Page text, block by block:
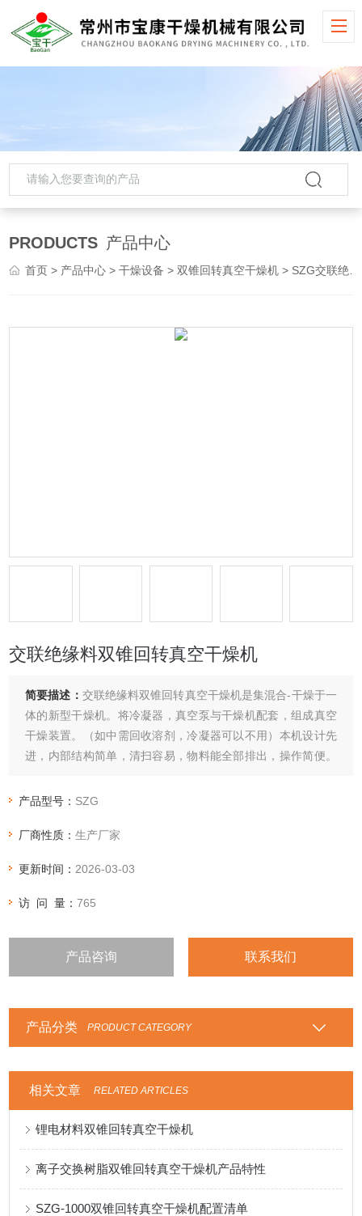
PRODUCTS 产品中心
首页 > 产品中心 >干燥设备 >双锥回转真空干燥机 > SZG交联绝缘料双锥回转真空干燥机
交联绝缘料双锥回转真空干燥机
简要描述： 交联绝缘料双锥回转真空干燥机是集混合-干燥于一
体的新型干燥机。将冷凝器，真空泵与干燥机配套，组成真空
干燥装置。（如中需回收溶剂，冷凝器可以不用）本机设计先
进，内部结构简单，清扫容易，物料能全部排出，操作简便。
产品型号： SZG
厂商性质：生产厂家
更新时间： 2026-03-03
访 问 量：765
产品咨询 联系我们
产品分类 PRODUCT CATEGORY
相关文章 RELATED ARTICLES
锂电材料双锥回转真空干燥机
离子交换树脂双锥回转真空干燥机产品特性
SZG-1000双锥回转真空干燥机配置清单